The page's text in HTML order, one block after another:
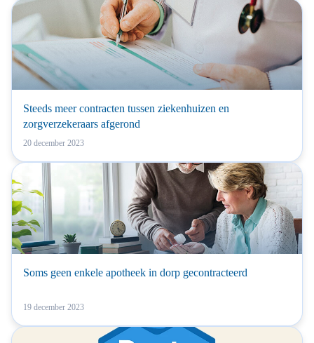
Steeds meer contracten tussen ziekenhuizen en
zorgverzekeraars afgerond
20 december 2023
Soms geen enkele apotheek in dorp gecontracteerd
19 december 2023